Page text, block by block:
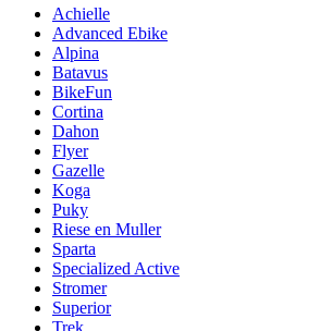
Achielle
Advanced Ebike
Alpina
Batavus
BikeFun
Cortina
Dahon
Flyer
Gazelle
Koga
Puky
Riese en Muller
Sparta
Specialized Active
Stromer
Superior
Trek